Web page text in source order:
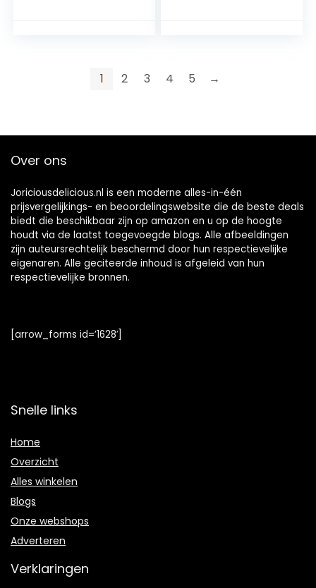
1 2 3 4 5 →
Over ons
Joriciousdelicious.nl is een moderne alles-in-één
prijsvergelijkings- en beoordelingswebsite die de beste deals
biedt die beschikbaar zijn op amazon en u op de hoogte
houdt via de laatst toegevoegde blogs. Alle afbeeldingen
zijn auteursrechtelijk beschermd door hun respectievelijke
eigenaren. Alle geciteerde inhoud is afgeleid van hun
respectievelijke bronnen.
[arrow_forms id=’1628′]
Snelle links
Home
Overzicht
Alles winkelen
Blogs
Onze webshops
Adverteren
Verklaringen